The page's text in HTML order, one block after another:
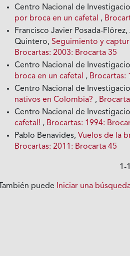
Centro Nacional de
por broca en un cafetal ,
Francisco Javier Posada-
Quintero,Seguimiento y
Brocartas: 2003: Brocarta 35
Centro Nacional de
broca en un cafetal , Brocartas:
Centro Nacional de
nativos en Colombia? ,
Centro Nacional de
cafetal! , Brocartas: 1994:
Pablo Benavides,Vuelos de la
Brocartas: 2011: Brocarta 45
1-
También puede Iniciar una